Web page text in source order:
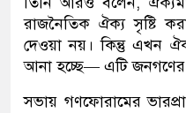
রাজনৈতিক ঐক্য সৃষ্টি
দেওয়া নয়। কিন্তু এখন
আনা হচ্ছে— এটি জনগণের
সভায় গণফোরামের